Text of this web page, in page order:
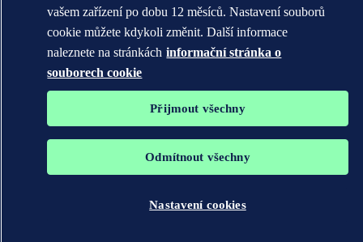
vašem zařízení po dobu 12 měsíců. Nastavení souborů
cookie můžete kdykoli změnit. Další informace
naleznete na stránkách informační stránka o
souborech cookie
Přijmout všechny
Odmítnout všechny
Nastavení cookies